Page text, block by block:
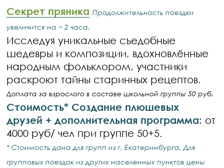
Секрет пряника Продолжительность поездки
увеличится на ~ 2 часа.
Исследуя уникальные съедобные
шедевры и композиции, вдохновлённые
народным фольклором, участники
раскроют тайны старинных рецептов.
Доплата за взрослого в составе школьной группы 50 руб.
Стоимость* Создание плюшевых
друзей + дополнительная программа: от
4000 руб/ чел при группе 50+5.
* Стоимость дана для групп из г. Екатеринбурга. Для
групповых поездок из других населенных пунктов цены